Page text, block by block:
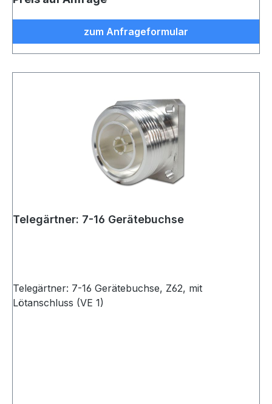
zum Anfrageformular
Telegärtner: 7-16 Gerätebuchse
Telegärtner: 7-16 Gerätebuchse, Z62, mit
Lötanschluss (VE 1)